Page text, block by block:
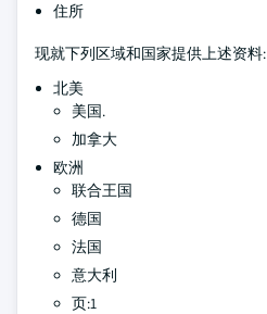
住所
现就下列区域和国家提供上述资料:
北美
美国.
加拿大
欧洲
联合王国
德国
法国
意大利
页:1